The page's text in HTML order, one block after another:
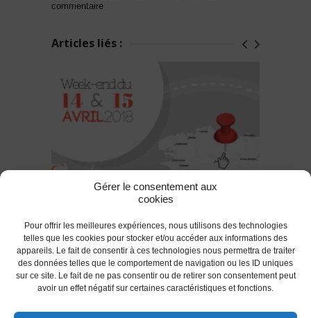
Gérer le consentement aux
cookies
Pour offrir les meilleures expériences, nous utilisons des technologies
telles que les cookies pour stocker et/ou accéder aux informations des
appareils. Le fait de consentir à ces technologies nous permettra de traiter
des données telles que le comportement de navigation ou les ID uniques
sur ce site. Le fait de ne pas consentir ou de retirer son consentement peut
avoir un effet négatif sur certaines caractéristiques et fonctions.
commentaire
Articles liés :
Où seront nos coureurs le week-end
du 15 avril 2018 ?
RETOUR